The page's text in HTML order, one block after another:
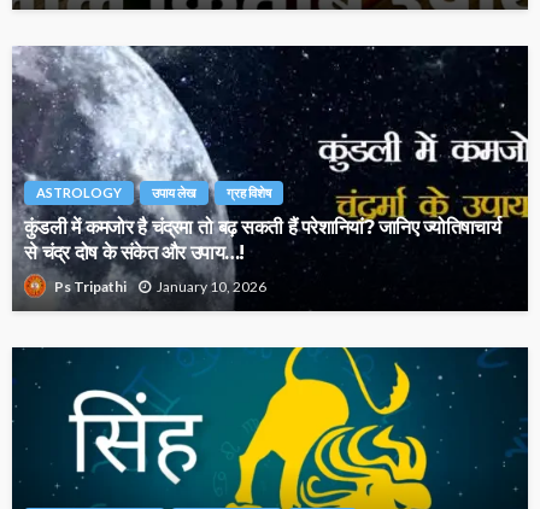
ASTROLOGY उपाय लेख ग्रह विशेष
कुंडली में कमजोर है चंद्रमा तो बढ़ सकती हैं परेशानियां? जानिए ज्योतिषाचार्य
से चंद्र दोष के संकेत और उपाय…!
Ps Tripathi January 10, 2026